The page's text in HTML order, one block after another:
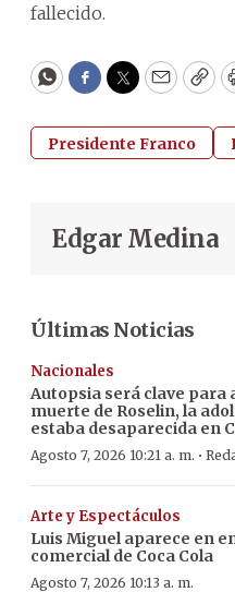
fallecido.
WhatsApp
Facebook
Twitter
Email
Presidente Franco
Edgar Medina
Últimas Noticias
Nacionales
Autopsia será clave para
muerte de Roselin, la
estaba desaparecida en
Agosto 7, 2026 10:21 a. m. ·
Arte y Espectáculos
Luis Miguel aparece en
comercial de Coca Cola
Agosto 7, 2026 10:13 a. m.